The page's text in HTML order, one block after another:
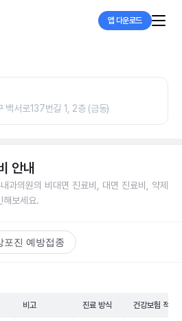
앱 다운로드
백서로137번길 1, 2층 (금동)
안내
과의원의 비대면 진료비, 대면 진료비, 약제
해보세요.
포진 예방접종
비고 진료 방식 건강보험 적용